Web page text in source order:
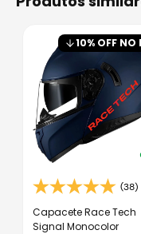
10% OFF NO
(38)
Capacete Race Tech
Signal Monocolor